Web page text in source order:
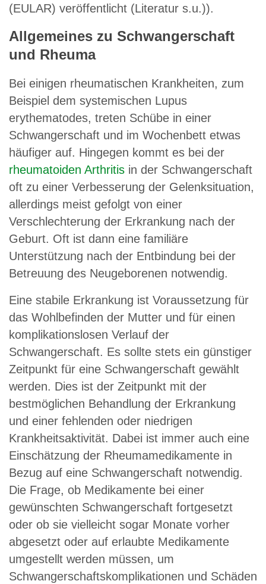
(EULAR) veröffentlicht (Literatur s.u.)).
Allgemeines zu Schwangerschaft
und Rheuma
Bei einigen rheumatischen Krankheiten, zum
Beispiel dem systemischen Lupus
erythematodes, treten Schübe in einer
Schwangerschaft und im Wochenbett etwas
häufiger auf. Hingegen kommt es bei der
rheumatoiden Arthritis in der Schwangerschaft
oft zu einer Verbesserung der Gelenksituation,
allerdings meist gefolgt von einer
Verschlechterung der Erkrankung nach der
Geburt. Oft ist dann eine familiäre
Unterstützung nach der Entbindung bei der
Betreuung des Neugeborenen notwendig.
Eine stabile Erkrankung ist Voraussetzung für
das Wohlbefinden der Mutter und für einen
komplikationslosen Verlauf der
Schwangerschaft. Es sollte stets ein günstiger
Zeitpunkt für eine Schwangerschaft gewählt
werden. Dies ist der Zeitpunkt mit der
bestmöglichen Behandlung der Erkrankung
und einer fehlenden oder niedrigen
Krankheitsaktivität. Dabei ist immer auch eine
Einschätzung der Rheumamedikamente in
Bezug auf eine Schwangerschaft notwendig.
Die Frage, ob Medikamente bei einer
gewünschten Schwangerschaft fortgesetzt
oder ob sie vielleicht sogar Monate vorher
abgesetzt oder auf erlaubte Medikamente
umgestellt werden müssen, um
Schwangerschaftskomplikationen und Schäden